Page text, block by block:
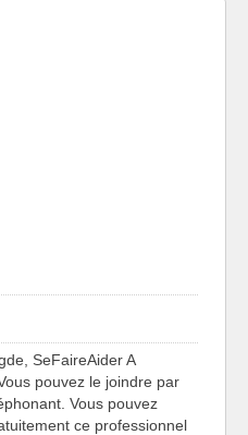
SeFaireAider A
pouvez le joindre par
Vous pouvez
ce professionnel